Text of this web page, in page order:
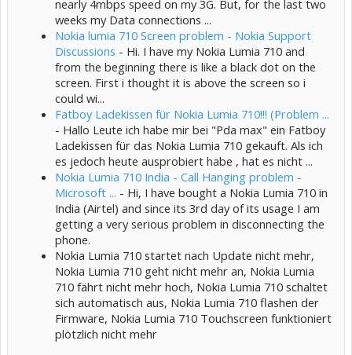
nearly 4mbps speed on my 3G. But, for the last two
weeks my Data connections ...
Nokia lumia 710 Screen problem - Nokia Support
Discussions - Hi. I have my Nokia Lumia 710 and
from the beginning there is like a black dot on the
screen. First i thought it is above the screen so i
could wi...
Fatboy Ladekissen für Nokia Lumia 710!!! (Problem ...
- Hallo Leute ich habe mir bei "Pda max" ein Fatboy
Ladekissen für das Nokia Lumia 710 gekauft. Als ich
es jedoch heute ausprobiert habe , hat es nicht ...
Nokia Lumia 710 India - Call Hanging problem -
Microsoft ... - Hi, I have bought a Nokia Lumia 710 in
India (Airtel) and since its 3rd day of its usage I am
getting a very serious problem in disconnecting the
phone.
Nokia Lumia 710 startet nach Update nicht mehr,
Nokia Lumia 710 geht nicht mehr an, Nokia Lumia
710 fährt nicht mehr hoch, Nokia Lumia 710 schaltet
sich automatisch aus, Nokia Lumia 710 flashen der
Firmware, Nokia Lumia 710 Touchscreen funktioniert
plötzlich nicht mehr